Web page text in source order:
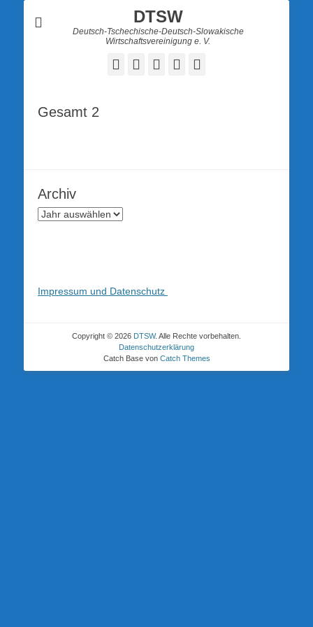
DTSW
Deutsch-Tschechische-Deutsch-Slowakische
Wirtschaftsvereinigung e. V.
Facebook
TwitterLinkedInYouTube
Gesamt 2
Archiv
Impressum und Datenschutz
Copyright © 2026 DTSW. Alle Rechte vorbehalten.
Datenschutzerklärung
Catch Base von Catch Themes